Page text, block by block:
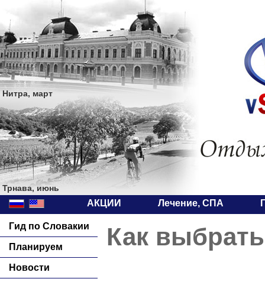
Нитра, март
Трнава, июнь
АКЦИИ Лечение, СПА
Гид по Словакии
Планируем
Новости
Как